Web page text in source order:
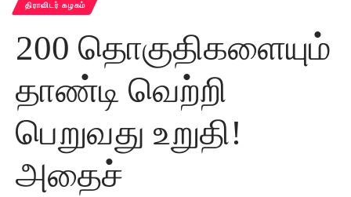
திராவிடர் கழகம்
200 தொகுதிகளையும்
தாண்டி வெற்றி
பெறுவது உறுதி!
அதைச்